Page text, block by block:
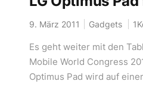
9. März 2011 Gadgets
Es geht weiter mit den
Mobile World Congress
Optimus Pad wird auf